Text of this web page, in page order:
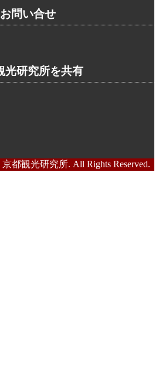
お問い合せ
光研究所を共有
都観光研究所. All Rights Reserved.